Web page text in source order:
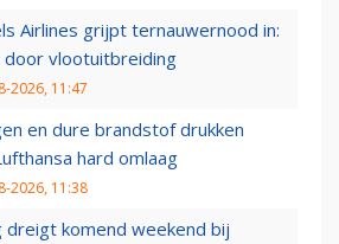
Airlines grijpt ternauwernood in:
vlootuitbreiding
2026, 11:47
en dure brandstof drukken
hard omlaag
2026, 11:38
dreigt komend weekend bij